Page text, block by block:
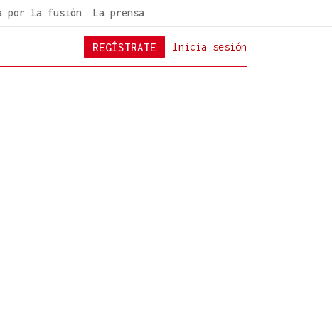
por la fusión La prensa
Inicia sesión
REGÍSTRATE